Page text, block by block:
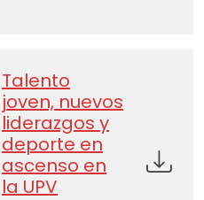
Talento
joven, nuevos
liderazgos y
deporte en
ascenso en
la UPV